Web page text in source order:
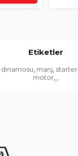
Etiketler
dinamosu marş starter
motor